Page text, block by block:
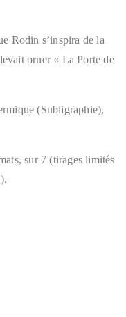
Rodin s’inspira de la
orner « La Porte de
(Subligraphie),
sur 7 (tirages limités